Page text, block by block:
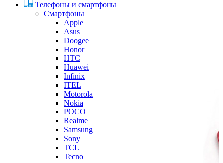
Телефоны и смартфоны
Смартфоны
Apple
Asus
Doogee
Honor
HTC
Huawei
Infinix
ITEL
Motorola
Nokia
POCO
Realme
Samsung
Sony
TCL
Tecno